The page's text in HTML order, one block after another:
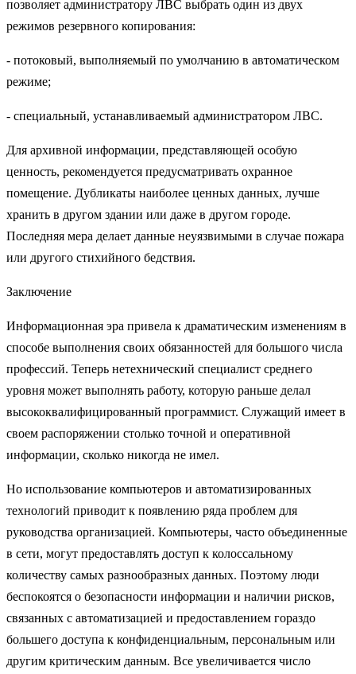
позволяет администратору ЛВС выбрать один из двух
режимов резервного копирования:
- потоковый, выполняемый по умолчанию в автоматическом
режиме;
- специальный, устанавливаемый администратором ЛВС.
Для архивной информации, представляющей особую
ценность, рекомендуется предусматривать охранное
помещение. Дубликаты наиболее ценных данных, лучше
хранить в другом здании или даже в другом городе.
Последняя мера делает данные неуязвимыми в случае пожара
или другого стихийного бедствия.
Заключение
Информационная эра привела к драматическим изменениям в
способе выполнения своих обязанностей для большого числа
профессий. Теперь нетехнический специалист среднего
уровня может выполнять работу, которую раньше делал
высококвалифицированный программист. Служащий имеет в
своем распоряжении столько точной и оперативной
информации, сколько никогда не имел.
Но использование компьютеров и автоматизированных
технологий приводит к появлению ряда проблем для
руководства организацией. Компьютеры, часто объединенные
в сети, могут предоставлять доступ к колоссальному
количеству самых разнообразных данных. Поэтому люди
беспокоятся о безопасности информации и наличии рисков,
связанных с автоматизацией и предоставлением гораздо
большего доступа к конфиденциальным, персональным или
другим критическим данным. Все увеличивается число